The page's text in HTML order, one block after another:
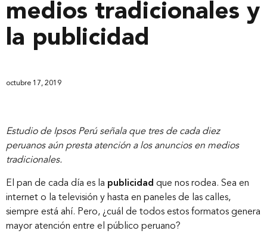
medios tradicionales y
la publicidad
octubre 17, 2019
Estudio de Ipsos Perú señala que tres de cada diez
peruanos aún presta atención a los anuncios en medios
tradicionales.
El pan de cada día es la publicidad que nos rodea. Sea en
internet o la televisión y hasta en paneles de las calles,
siempre está ahí. Pero, ¿cuál de todos estos formatos genera
mayor atención entre el público peruano?